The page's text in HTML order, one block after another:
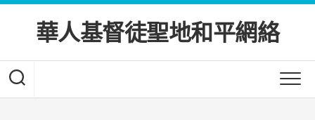
Skip
content華人基督徒聖地和平網絡